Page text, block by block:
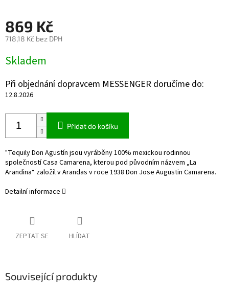
869 Kč
718,18 Kč bez DPH
cena:
Skladem
Při objednání dopravcem MESSENGER doručíme do:
12.8.2026
Přidat do košíku
"Tequily Don Agustín jsou vyráběny 100% mexickou rodinnou
společností Casa Camarena, kterou pod původním názvem „La
Arandina“ založil v Arandas v roce 1938 Don Jose Augustin Camarena.
Detailní informace
ZEPTAT SE HLÍDAT
Související produkty